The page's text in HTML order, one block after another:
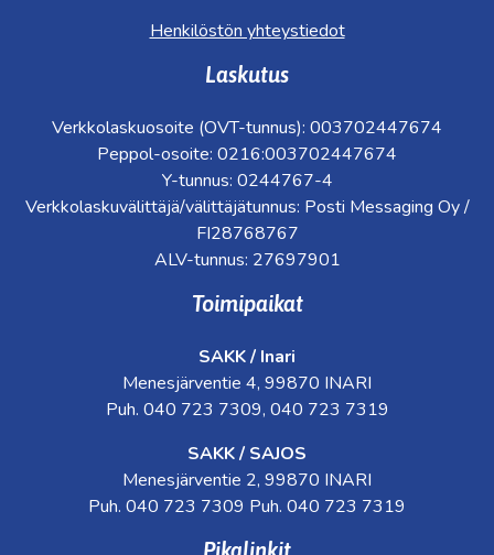
Henkilöstön yhteystiedot
Laskutus
Verkkolaskuosoite (OVT-tunnus): 003702447674
Peppol-osoite: 0216:003702447674
Y-tunnus: 0244767-4
Verkkolaskuvälittäjä/välittäjätunnus: Posti Messaging Oy /
FI28768767
ALV-tunnus: 27697901
Toimipaikat
SAKK / Inari
Menesjärventie 4, 99870 INARI
Puh. 040 723 7309, 040 723 7319
SAKK / SAJOS
Menesjärventie 2, 99870 INARI
Puh. 040 723 7309 Puh. 040 723 7319